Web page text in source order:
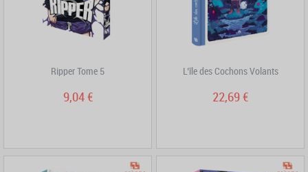
Ripper Tome 5
9,04 €
L’île des Cochons Volants
22,69 €